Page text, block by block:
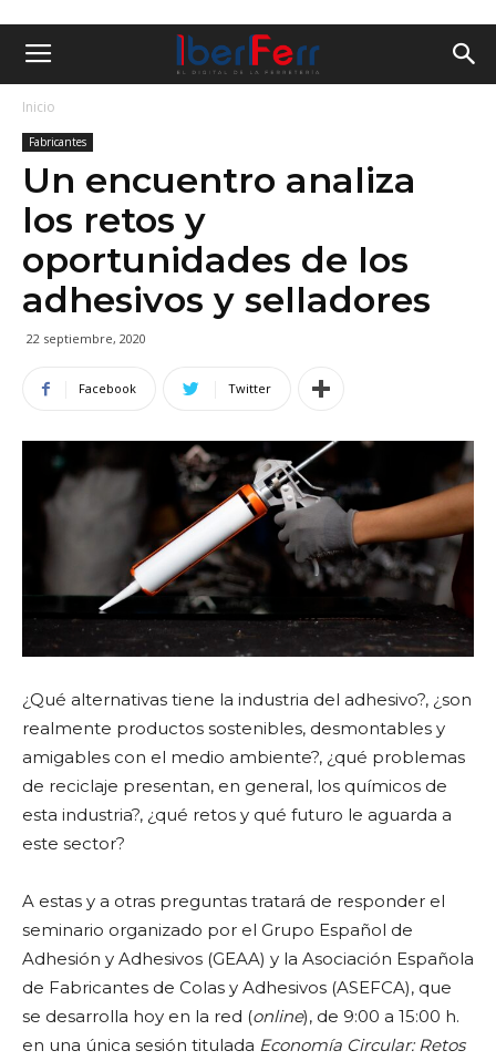
Inicio
Fabricantes
Un encuentro analiza
los retos y
oportunidades de los
adhesivos y selladores
22 septiembre, 2020
Facebook Twitter
¿Qué alternativas tiene la industria del adhesivo?, ¿son
realmente productos sostenibles, desmontables y
amigables con el medio ambiente?, ¿qué problemas
de reciclaje presentan, en general, los químicos de
esta industria?, ¿qué retos y qué futuro le aguarda a
este sector?
A estas y a otras preguntas tratará de responder el
seminario organizado por el Grupo Español de
Adhesión y Adhesivos (GEAA) y la Asociación Española
de Fabricantes de Colas y Adhesivos (ASEFCA), que
se desarrolla hoy en la red (online), de 9:00 a 15:00 h.
en una única sesión titulada Economía Circular: Retos